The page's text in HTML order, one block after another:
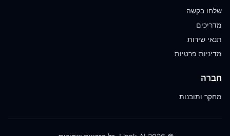
שלחו בקשה
מדריכים
תנאי שירות
מדיניות פרטיות
חברה
מחקר ותובנות